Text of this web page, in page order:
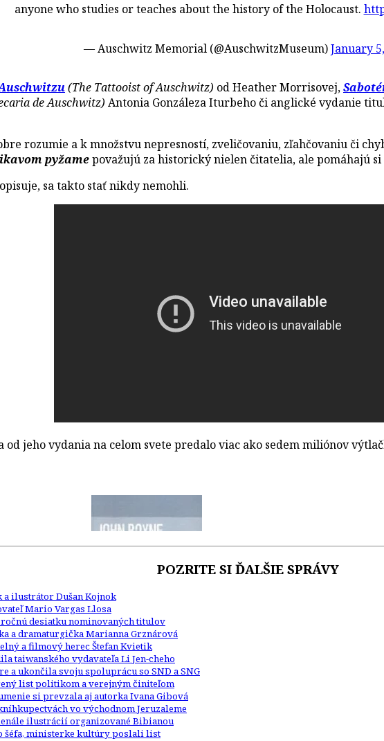
anyone who studies or teaches about the history of the Holocaust.
— Auschwitz Memorial (@AuschwitzMuseum)January
(The Tattooist of Auschwitz) od Heather Morrisovej,
de Auschwitz) Antonia Gonzáleza Iturbeho či anglické vydanie
rozumie a k množstvu nepresností, zveličovaniu, zľahčovaniu či
pyžamepovažujú za historický nielen čitatelia, ale pomáhajú
sa takto stať nikdy nemohli.
od jeho vydania na celom svete predalo viac ako sedem miliónov
POZRITE SI ĎALŠIE SPRÁVY
ilustrátor Dušan Kojnok
Mario Vargas Llosa
desiatku nominovaných titulov
a dramaturgička Marianna Grznárová
a filmový herec Štefan Kvietik
taiwanského vydavateľa Li Jen-cheho
a ukončila svoju spoluprácu so SND a SNG
list politikom a verejným činiteľom
si prevzala aj autorka Ivana Gibová
vo východnom Jeruzaleme
ilustrácií organizované Bibianou
šéfa, ministerke kultúry poslali list